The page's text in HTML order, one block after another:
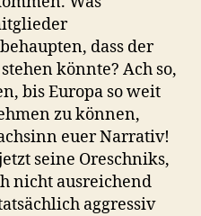
dass der
könnte? Ach so,
bis Europa so weit
zu können,
euer Narrativ!
seine Oreschniks,
nicht ausreichend
aggressiv